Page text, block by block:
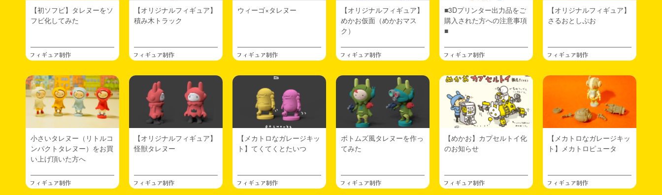
新しい3Dプリンターをポチるなど。
通算6台目＆流行りにのってFDM機(8年ぶり2度目)
です。
1.Monoprise Select Mini<FDM>←8年前ですっ
て
3.(aka)ironman<光> ←緊急間に合わせ
4.Mars2<光> ←モノクロデビュー
5.Jupiter<光> ←超巨大プリンター
6.A1mini<FDM> ←New!
ディスプレイ台にもなる小さなカプセルトイ筐体
を作ったお話 →小さなカプセルトイ筐体を作
ってみた
2025.06.19 カプセルトイ
【初ソフビ】タレヌーをソ
フビ化してみた
フィギュア制作
【オリジナルフィギュア】
積み木トラック
フィギュア制作
ウィーゴ×タレヌー
フィギュア制作
【オリジナルフィギュア】
めかお仮面（めかおマス
ク）
フィギュア制作
■3Dプリンター出力品をご
購入された方への注意事項
■
フィギュア制作
【オリジナルフィギュア】
さるおとしぷお
フィギュア制作
小さいタレヌー（リトルコ
ンパクトタレヌー）をお買
い上げ頂いた方へ
フィギュア制作
【オリジナルフィギュア】
怪獣タレヌー
フィギュア制作
【メカトロなガレージキッ
ト】てくてくとたいつ
フィギュア制作
ボトムズ風タレヌーを作っ
てみた
フィギュア制作
【めかお】カプセルトイ化
のお知らせ
フィギュア制作
【メカトロなガレージキッ
ト】メカトロピュータ
フィギュア制作